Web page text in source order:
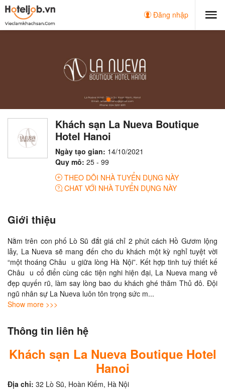
Đăng nhập
Khách sạn La Nueva Boutique
Hotel Hanoi
Ngày tạo gian: 14/10/2021
Quy mô: 25 - 99
THEO DÕI NHÀ TUYỂN DỤNG NÀY
CHAT VỚI NHÀ TUYỂN DỤNG NÀY
Giới thiệu
Nằm trên con phố Lò Sũ đắt giá chỉ 2 phút cách Hồ Gươm lộng
lẫy, La Nueva sẽ mang đến cho du khách một kỳ nghỉ tuyệt vời
“một thoáng Châu  u giữa lòng Hà Nội”. Kết hợp tinh tuý thiết kế
Châu  u cổ điển cùng các tiện nghi hiện đại, La Nueva mang vẻ
đẹp quyến rũ, làm say lòng bao du khách ghé thăm Thủ đô. Đội
ngũ nhân sự La Nueva luôn tôn trọng sức m...
Show more >>>
Thông tin liên hệ
Khách sạn La Nueva Boutique Hotel
Hanoi
Địa chỉ: 32 Lò Sũ, Hoàn Kiếm, Hà Nội